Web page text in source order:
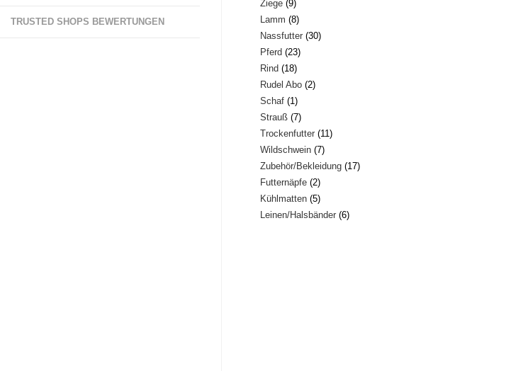
TRUSTED SHOPS BEWERTUNGEN
Ziege 99
Produkte
Lamm 88
Produkte
Nassfutter 3030
Pferd 2323
Rind 1818
Produkte
Rudel Abo 22
Schaf 11
Produkt
Strauß 77
Produkte
Trockenfutter 1111
Wildschwein 77
Produkte
Zubehör/Bekleidung 1717
Futternäpfe 22
Produkte
Kühlmatten 55
Produkte
Leinen/Halsbänder 66